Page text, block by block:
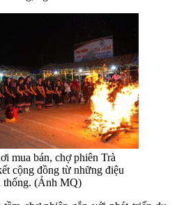
mua bán, chợ phiên Trà
cộng đồng từ những điệu
thống. (Ảnh MQ)